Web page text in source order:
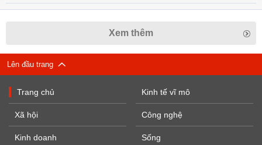
Xem thêm
Lên đầu trang
Trang chủ
Xã hội
Kinh doanh
Kinh tế vĩ mô
Công nghệ
Sống